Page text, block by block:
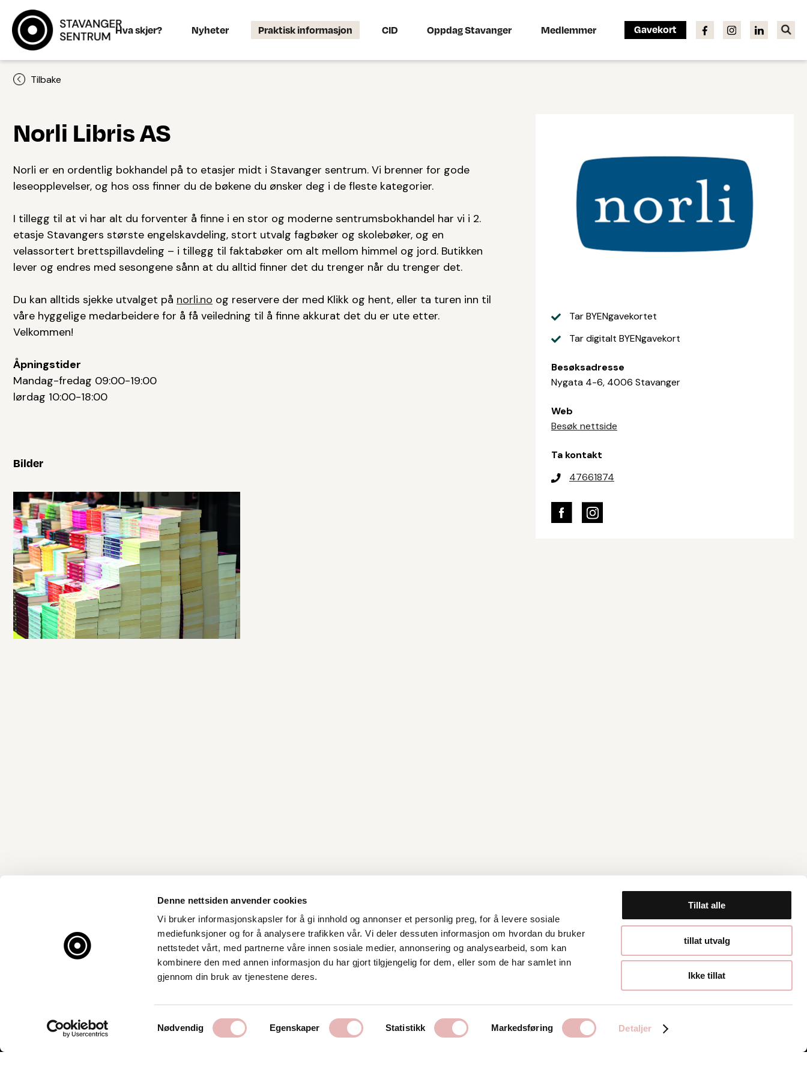
Denne nettsiden anvender cookies
Vi bruker informasjonskapsler for å gi innhold og annonser et personlig preg, for å levere sosiale
mediefunksjoner og for å analysere trafikken vår. Vi deler dessuten informasjon om hvordan du bruker
nettstedet vårt, med partnerne våre innen sosiale medier, annonsering og analysearbeid, som kan
kombinere den med annen informasjon du har gjort tilgjengelig for dem, eller som de har samlet inn
gjennom din bruk av tjenestene deres.
Samtykkevalg
Nødvendig Egenskaper Statistikk Markedsføring Detaljer
Tillat alle
tillat utvalg
Ikke tillat
Hva skjer? Nyheter Praktisk informasjon CID Oppdag Stavanger Medlemmer Gavekort
Tilbake
Norli Libris AS
Norli er en ordentlig bokhandel på to etasjer midt i Stavanger sentrum. Vi brenner for gode
leseopplevelser, og hos oss finner du de bøkene du ønsker deg i de fleste kategorier.
I tillegg til at vi har alt du forventer å finne i en stor og moderne sentrumsbokhandel har vi i 2.
etasje Stavangers største engelskavdeling, stort utvalg fagbøker og skolebøker, og en
velassortert brettspillavdeling – i tillegg til faktabøker om alt mellom himmel og jord. Butikken
lever og endres med sesongene sånn at du alltid finner det du trenger når du trenger det.
Du kan alltids sjekke utvalget på norli.no og reservere der med Klikk og hent, eller ta turen inn til
våre hyggelige medarbeidere for å få veiledning til å finne akkurat det du er ute etter.
Velkommen!
Åpningstider
Mandag-fredag 09:00-19:00
lørdag 10:00-18:00
Bilder
Tar BYENgavekortet
Tar digitalt BYENgavekort
Besøksadresse
Nygata 4-6, 4006 Stavanger
Web
Besøk nettside
Ta kontakt
47661874
Kontakt oss
Stavanger Sentrum AS
Østervåg 6
Tlf:51 89 51 51
post@byen.no
Åpningstider
Hverdager 10:00-
Lørdager 10:00-16:00